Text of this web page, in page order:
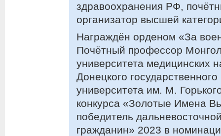
здравоохранения РФ,
организатор высшей
Награждён орденом «За
Почётный профессор
университета медицинских
Донецкого
университета им. М.
конкурса «Золотые Имена
победитель
гражданин» 2023 в